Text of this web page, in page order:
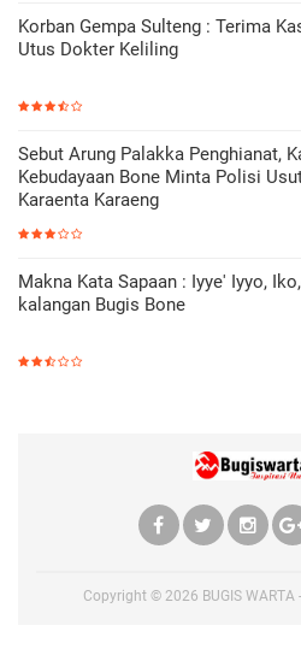
Korban Gempa Sulteng : Terima
Utus Dokter Keliling
Sebut Arung Palakka Penghianat,
Kebudayaan Bone Minta Polisi
Karaenta Karaeng
Makna Kata Sapaan : Iyye' Iyyo,
kalangan Bugis Bone
Copyright © 2026 BUGIS